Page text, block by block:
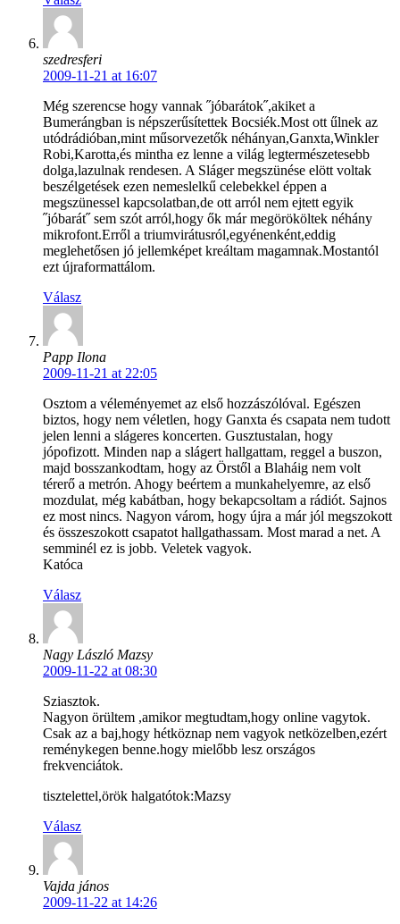
szedresferi
2009-11-21 at 16:07
Még szerencse hogy vannak ˝jóbarátok˝,akiket a
Bumerángban is népszerűsítettek Bocsiék.Most ott űlnek az
utódrádióban,mint műsorvezetők néhányan,Ganxta,Winkler
Robi,Karotta,és mintha ez lenne a világ legtermészetesebb
dolga,lazulnak rendesen. A Sláger megszünése elött voltak
beszélgetések ezen nemeslelkű celebekkel éppen a
megszünessel kapcsolatban,de ott arról nem ejtett egyik
˝jóbarát˝ sem szót arról,hogy ők már megörököltek néhány
mikrofont.Erről a triumvirátusról,egyénenként,eddig
meglehetősen jó jellemképet kreáltam magamnak.Mostantól
ezt újraformattálom.
Válasz
Papp Ilona
2009-11-21 at 22:05
Osztom a véleményemet az első hozzászólóval. Egészen
biztos, hogy nem véletlen, hogy Ganxta és csapata nem tudott
jelen lenni a slágeres koncerten. Gusztustalan, hogy
jópofizott. Minden nap a slágert hallgattam, reggel a buszon,
majd bosszankodtam, hogy az Örstől a Blaháig nem volt
térerő a metrón. Ahogy beértem a munkahelyemre, az első
mozdulat, még kabátban, hogy bekapcsoltam a rádiót. Sajnos
ez most nincs. Nagyon várom, hogy újra a már jól megszokott
és összeszokott csapatot hallgathassam. Most marad a net. A
semminél ez is jobb. Veletek vagyok.
Katóca
Válasz
Nagy László Mazsy
2009-11-22 at 08:30
Sziasztok.
Nagyon örültem ,amikor megtudtam,hogy online vagytok.
Csak az a baj,hogy hétköznap nem vagyok netközelben,ezért
reménykegen benne.hogy mielőbb lesz országos
frekvenciátok.
tisztelettel,örök halgatótok:Mazsy
Válasz
Vajda jános
2009-11-22 at 14:26